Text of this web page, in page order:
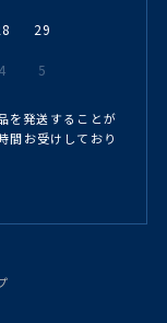
29
4 5
を発送することが
間お受けしており